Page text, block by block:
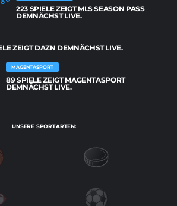
223 SPIELE ZEIGT MLS SEASON PASS
DEMNÄCHST LIVE.
ZEIGT DAZN DEMNÄCHST LIVE.
MAGENTASPORT
89 SPIELE ZEIGT MAGENTASPORT
DEMNÄCHST LIVE.
UNSERE SPORTARTEN: